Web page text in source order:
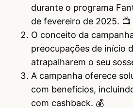
durante o programa
de fevereiro de 2025. 📺
O conceito da
preocupações de início
atrapalharem o seu
A campanha oferece
com benefícios,
com cashback. 💰